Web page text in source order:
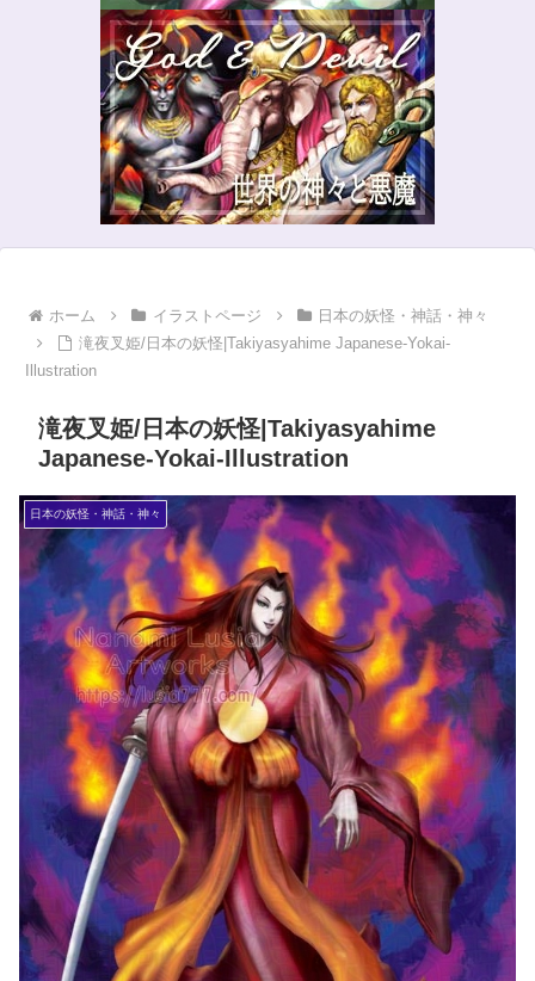
ホーム イラストページ
日本の妖怪・神話・神々
滝夜叉姫/日本の妖怪|Takiyasyahime Japanese-Yokai-
Illustration
滝夜叉姫/日本の妖怪|Takiyasyahime
Japanese-Yokai-Illustration
日本の妖怪・神話・神々